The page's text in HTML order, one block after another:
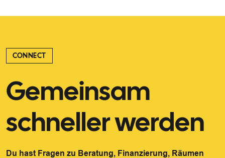
CONNECT
Gemeinsam
schneller werden
Du hast Fragen zu Beratung, Finanzierung, Räumen